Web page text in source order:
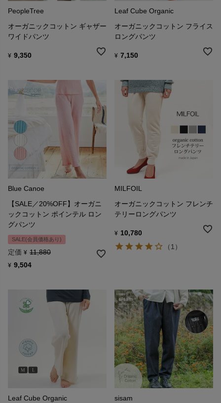
PeopleTree
オーガニックコットン ギャザー
ワイドパンツ
¥ 9,350
Leaf Cube Organic
オーガニックコットン フライス
ロングパンツ
¥ 7,150
Blue Canoe
【SALE／20%OFF】オーガニ
ックコットン ポインテル ロン
グパンツ
SALE(会員価格あり)
定価 ¥ 11,880
¥ 9,504
MILFOIL
オーガニックコットン フレンチ
テリーロングパンツ
¥ 10,780
（1）
Leaf Cube Organic
sisam